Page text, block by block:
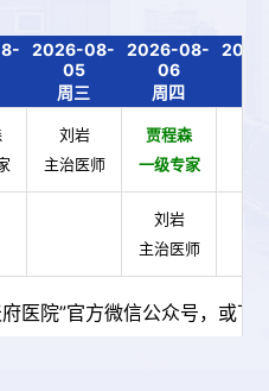
2026-08-
05
周三
2026-08-
06
周四
刘岩
主治医师
贾程森
一级专家
刘岩
主治医师
医院”官方微信公众号，或下